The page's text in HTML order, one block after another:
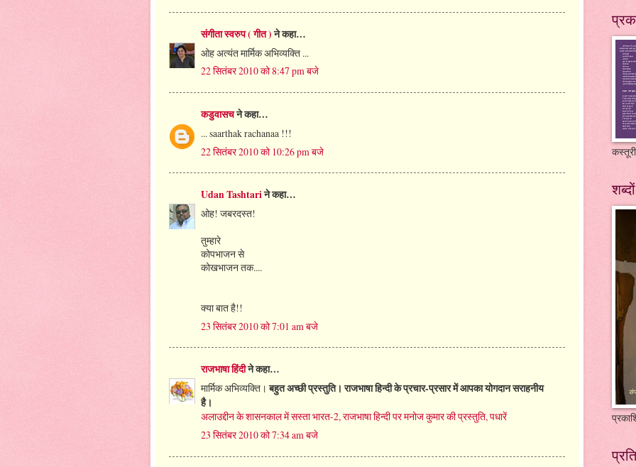
संगीता स्वरुप ( गीत )ने कहा…
ओह अत्यंत मार्मिक अभिव्यक्ति ...
22 सितंबर 2010 को 8:47 pm बजे
कडुवासचने कहा…
... saarthak rachanaa !!!
22 सितंबर 2010 को 10:26 pm बजे
Udan Tashtariने कहा…
ओह! जबरदस्त!
तुम्हारे
कोपभाजन से
कोखभाजन तक....
क्या बात है!!
23 सितंबर 2010 को 7:01 am बजे
राजभाषा हिंदीने कहा…
मार्मिक अभिव्यक्ति।बहुत अच्छी प्रस्तुति। राजभाषा हिन्दी के प्रचार-प्रसार में आपका योगदान सराहनीय
है।
अलाउद्दीन के शासनकाल में सस्‍ता भारत-2, राजभाषा हिन्दी पर मनोज कुमार की प्रस्तुति, पधारें
23 सितंबर 2010 को 7:34 am बजे
कस्तूरी